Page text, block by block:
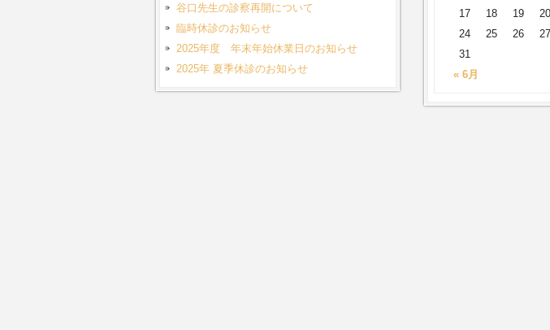
谷口先生の診察再開について
臨時休診のお知らせ
2025年度 年末年始休業日のお知らせ
2025年 夏季休診のお知らせ
« 6月
17
18 19 20
24
25 26 27
31